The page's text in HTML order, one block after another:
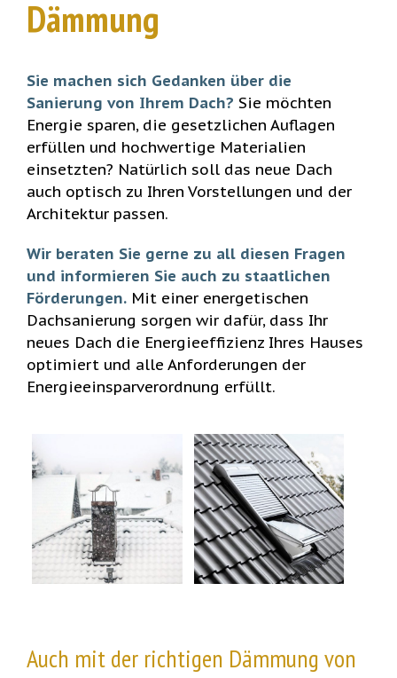
Dämmung
Sie machen sich Gedanken über die
Sanierung von Ihrem Dach? Sie möchten
Energie sparen, die gesetzlichen Auflagen
erfüllen und hochwertige Materialien
einsetzten? Natürlich soll das neue Dach
auch optisch zu Ihren Vorstellungen und der
Architektur passen.
Wir beraten Sie gerne zu all diesen Fragen
und informieren Sie auch zu staatlichen
Förderungen. Mit einer energetischen
Dachsanierung sorgen wir dafür, dass Ihr
neues Dach die Energieeffizienz Ihres Hauses
optimiert und alle Anforderungen der
Energieeinsparverordnung erfüllt.
Auch mit der richtigen Dämmung von